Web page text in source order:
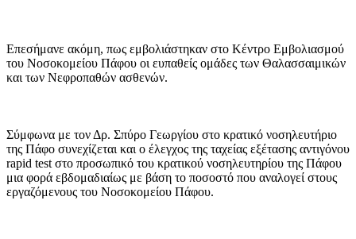
Επεσήμανε ακόμη, πως εμβολιάστηκαν στο Κέντρο Εμβολιασμού
του Νοσοκομείου Πάφου οι ευπαθείς ομάδες των Θαλασσαιμικών
και των Νεφροπαθών ασθενών.
Σύμφωνα με τον Δρ. Σπύρο Γεωργίου στο κρατικό νοσηλευτήριο
της Πάφο συνεχίζεται και ο έλεγχος της ταχείας εξέτασης αντιγόνου
rapid test στο προσωπικό του κρατικού νοσηλευτηρίου της Πάφου
μια φορά εβδομαδιαίως με βάση το ποσοστό που αναλογεί στους
εργαζόμενους του Νοσοκομείου Πάφου.